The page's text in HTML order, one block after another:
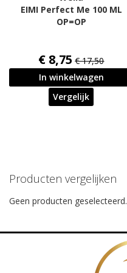
EIMI Perfect Me 100 ML
OP=OP
€ 8,75 € 17,50
In winkelwagen
Vergelijk
Producten vergelijken
Geen producten geselecteerd.